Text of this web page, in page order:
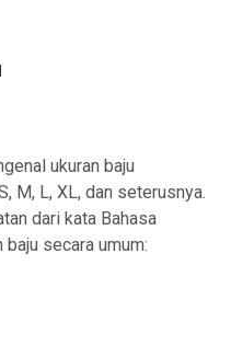
ukuran baju
M, L, XL, dan seterusnya.
dari kata Bahasa
baju secara umum: